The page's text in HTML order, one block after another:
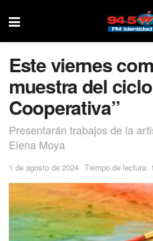
Este viernes
muestra del
Cooperativa”
Presentarán trabajos de la
Elena Moya
1 de agosto de 2024 Tiempo de lectura: